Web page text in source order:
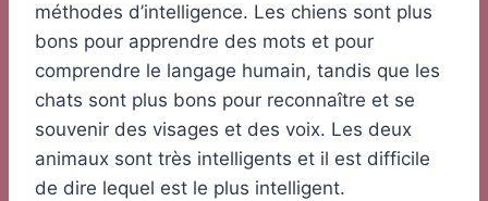
méthodes d’intelligence. Les chiens sont plus
bons pour apprendre des mots et pour
comprendre le langage humain, tandis que les
chats sont plus bons pour reconnaître et se
souvenir des visages et des voix. Les deux
animaux sont très intelligents et il est difficile
de dire lequel est le plus intelligent.